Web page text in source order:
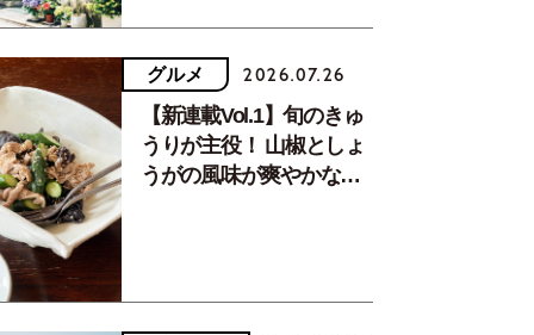
グルメ 2026.07.26
【新連載Vol.1】旬のきゅ
うりが主役！ 山椒としょ
うがの風味が爽やかな、